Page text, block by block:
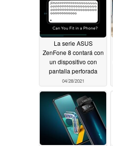
los modelos04/30/2021
La serie ASUS
ZenFone 8 contará con
un dispositivo con
pantalla perforada
04/28/2021